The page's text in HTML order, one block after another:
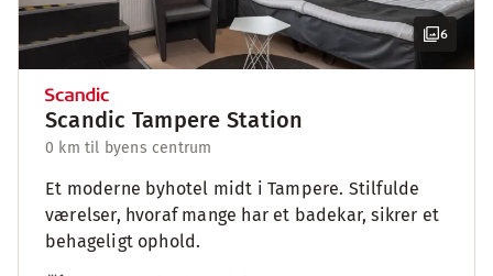
6
Scandic Tampere Station
0 km til byens centrum
Et moderne byhotel midt i Tampere. Stilfulde
værelser, hvoraf mange har et badekar, sikrer et
behageligt ophold.